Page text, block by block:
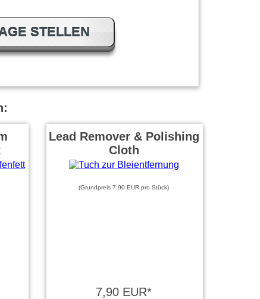
STELLEN
Lead Remover & Polishing
Cloth
(Grundpreis 7,90 EUR pro Stück)
7,90 EUR*